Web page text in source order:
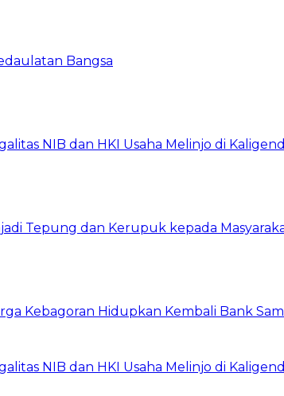
Bangsa
NIB dan HKI Usaha Melinjo di
Tepung dan Kerupuk kepada
Kebagoran Hidupkan Kembali Bank
NIB dan HKI Usaha Melinjo di